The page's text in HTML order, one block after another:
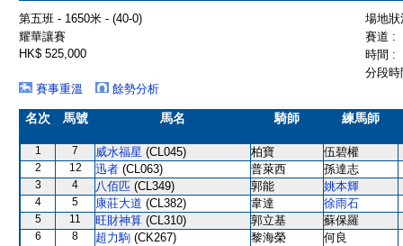
第五班 - 1650米 - (40-0)
場地
耀華讓賽
賽道 :
HK$ 525,000
時間 :
分段
賽事重溫
餘勢分析
名次 馬號 馬名 騎師 練馬師
1 7 威水福星 (CL045) 柏寶 伍碧權
2 12 迅者 (CL063) 普萊西 孫達志
3 4 八佰匹 (CL349) 郭能 姚本輝
4 5 康莊大道 (CL382) 韋達 徐雨石
5 11 旺財神算 (CL310) 郭立基 蘇保羅
6 8 超力駒 (CK267) 黎海榮 何良